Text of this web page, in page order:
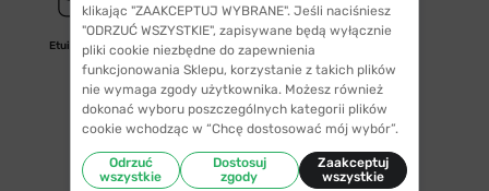
Etui/woreczek
klikając "ZAAKCEPTUJ WYBRANE". Jeśli naciśniesz
"ODRZUĆ WSZYSTKIE", zapisywane będą wyłącznie
pliki cookie niezbędne do zapewnienia
funkcjonowania Sklepu, korzystanie z takich plików
nie wymaga zgody użytkownika. Możesz również
dokonać wyboru poszczególnych kategorii plików
cookie wchodząc w “Chcę dostosować mój wybór”.
Odrzuć
wszystkie
Dostosuj
zgody
Zaakceptuj
wszystkie